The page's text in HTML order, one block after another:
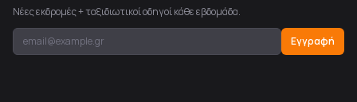
Νέες εκδρομές + ταξιδιωτικοί οδηγοί κάθε εβδομάδα.
Εγγραφή